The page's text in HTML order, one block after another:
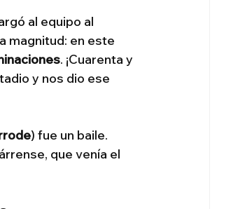
al equipo al
magnitud: en este
. ¡Cuarenta y
y nos dio ese
) fue un baile.
que venía el